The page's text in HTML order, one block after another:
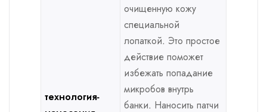
технология-
очищенную кожу
специальной
лопаткой. Это простое
действие поможет
избежать попадание
микробов внутрь
банки. Наносить патчи